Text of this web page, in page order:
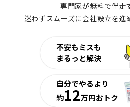
専門家が無料で伴走
迷わずスムーズに会社設立を進
不安もミスも
まるっと解決
自分でやるより
約12万円おトク